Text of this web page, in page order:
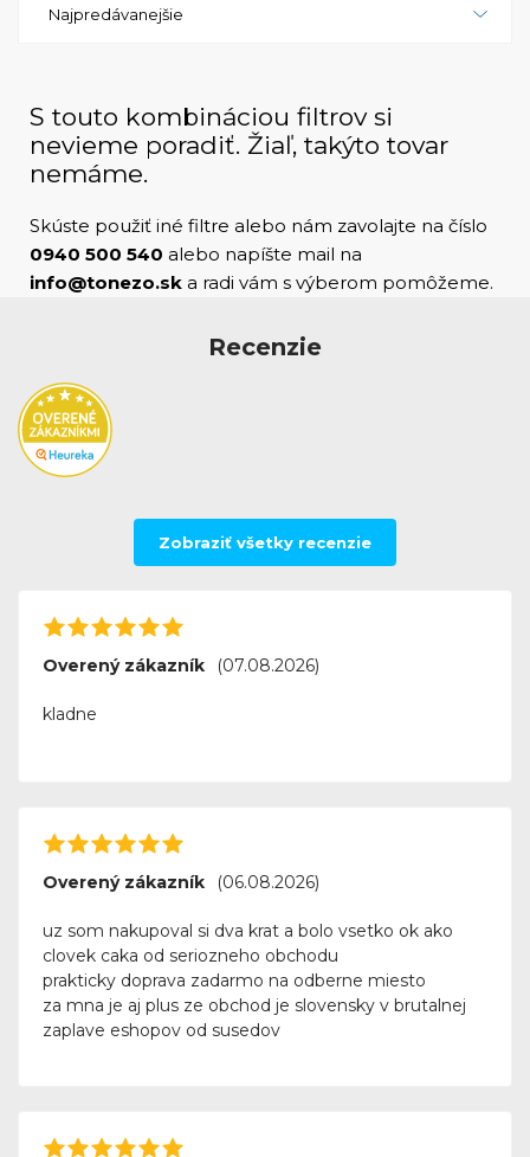
pamiatky, ktoré budete s hrdosťou zdieľať s
Najpredávanejšie
S touto kombináciou filtrov si
nevieme poradiť. Žiaľ, takýto tovar
nemáme.
Skúste použiť iné filtre alebo nám zavolajte na číslo
0940 500 540 alebo napíšte mail na
info@tonezo.sk a radi vám s výberom pomôžeme.
Recenzie
Zobraziť všetky recenzie
Overený zákazník (07.08.2026)
kladne
Overený zákazník (06.08.2026)
uz som nakupoval si dva krat a bolo vsetko ok ako
clovek caka od seriozneho obchodu
prakticky doprava zadarmo na odberne miesto
za mna je aj plus ze obchod je slovensky v brutalnej
zaplave eshopov od susedov